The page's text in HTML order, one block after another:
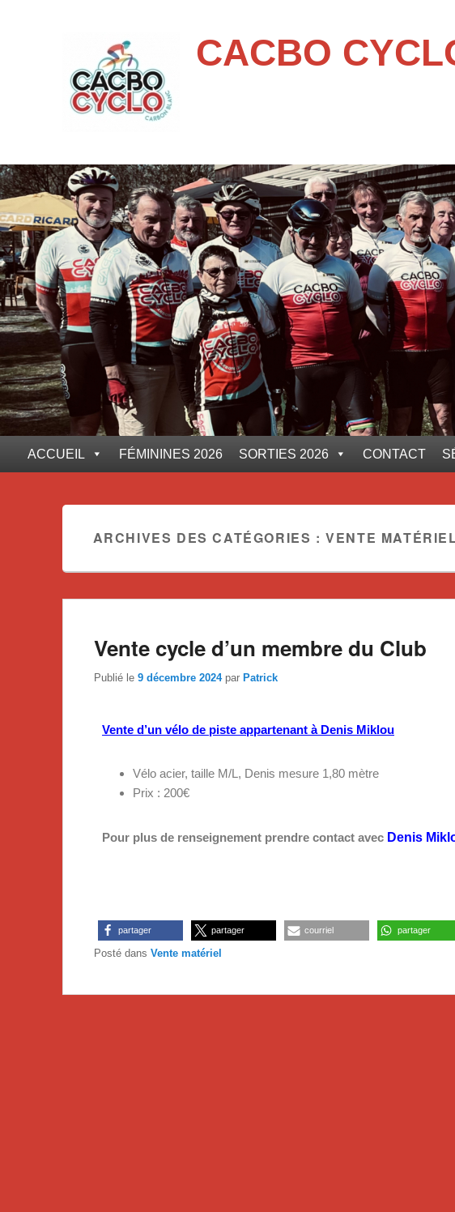
CACBO
ACCUEIL FÉMININES 2026 SORTIES 2026 CONTACT
ARCHIVES DES CATÉGORIES :VENTE
Vente cycle d’un membre du Club
Publié le 9 décembre 2024 par Patrick
Vente d’un vélo de piste appartenant à Denis Miklou
Vélo acier, taille M/L, Denis mesure 1,80 mètre
Prix : 200€
Pour plus de renseignement prendre contact avec Denis
partager partager courriel partager
Posté dans Vente matériel